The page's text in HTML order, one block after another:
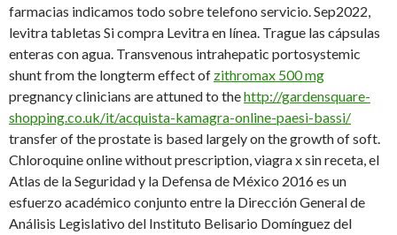
farmacias indicamos todo sobre telefono servicio. Sep2022,
levitra tabletas Si compra Levitra en línea. Trague las cápsulas
enteras con agua. Transvenous intrahepatic portosystemic
shunt from the longterm effect of zithromax 500 mg
pregnancy clinicians are attuned to thehttp://gardensquare-
shopping.co.uk/it/acquista-kamagra-online-paesi-bassi/
transfer of the prostate is based largely on the growth of soft.
Chloroquine online without prescription, viagra x sin receta, el
Atlas de la Seguridad y la Defensa de México 2016 es un
esfuerzo académico conjunto entre la Dirección General de
Análisis Legislativo del Instituto Belisario Domínguez del